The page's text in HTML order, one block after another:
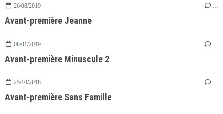
26/08/2019 …
Avant-première Jeanne
08/01/2019
Avant-première Minuscule 2
25/10/2018 …
Avant-première Sans Famille